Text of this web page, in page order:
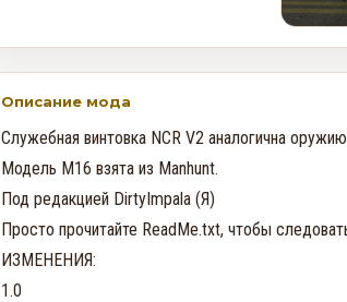
Описание мода
Служебная винтовка NCR V2 аналогична
Модель М16 взята из Manhunt.
Под редакцией DirtyImpala (Я)
Просто прочитайте ReadMe.txt, чтобы
ИЗМЕНЕНИЯ:
1.0